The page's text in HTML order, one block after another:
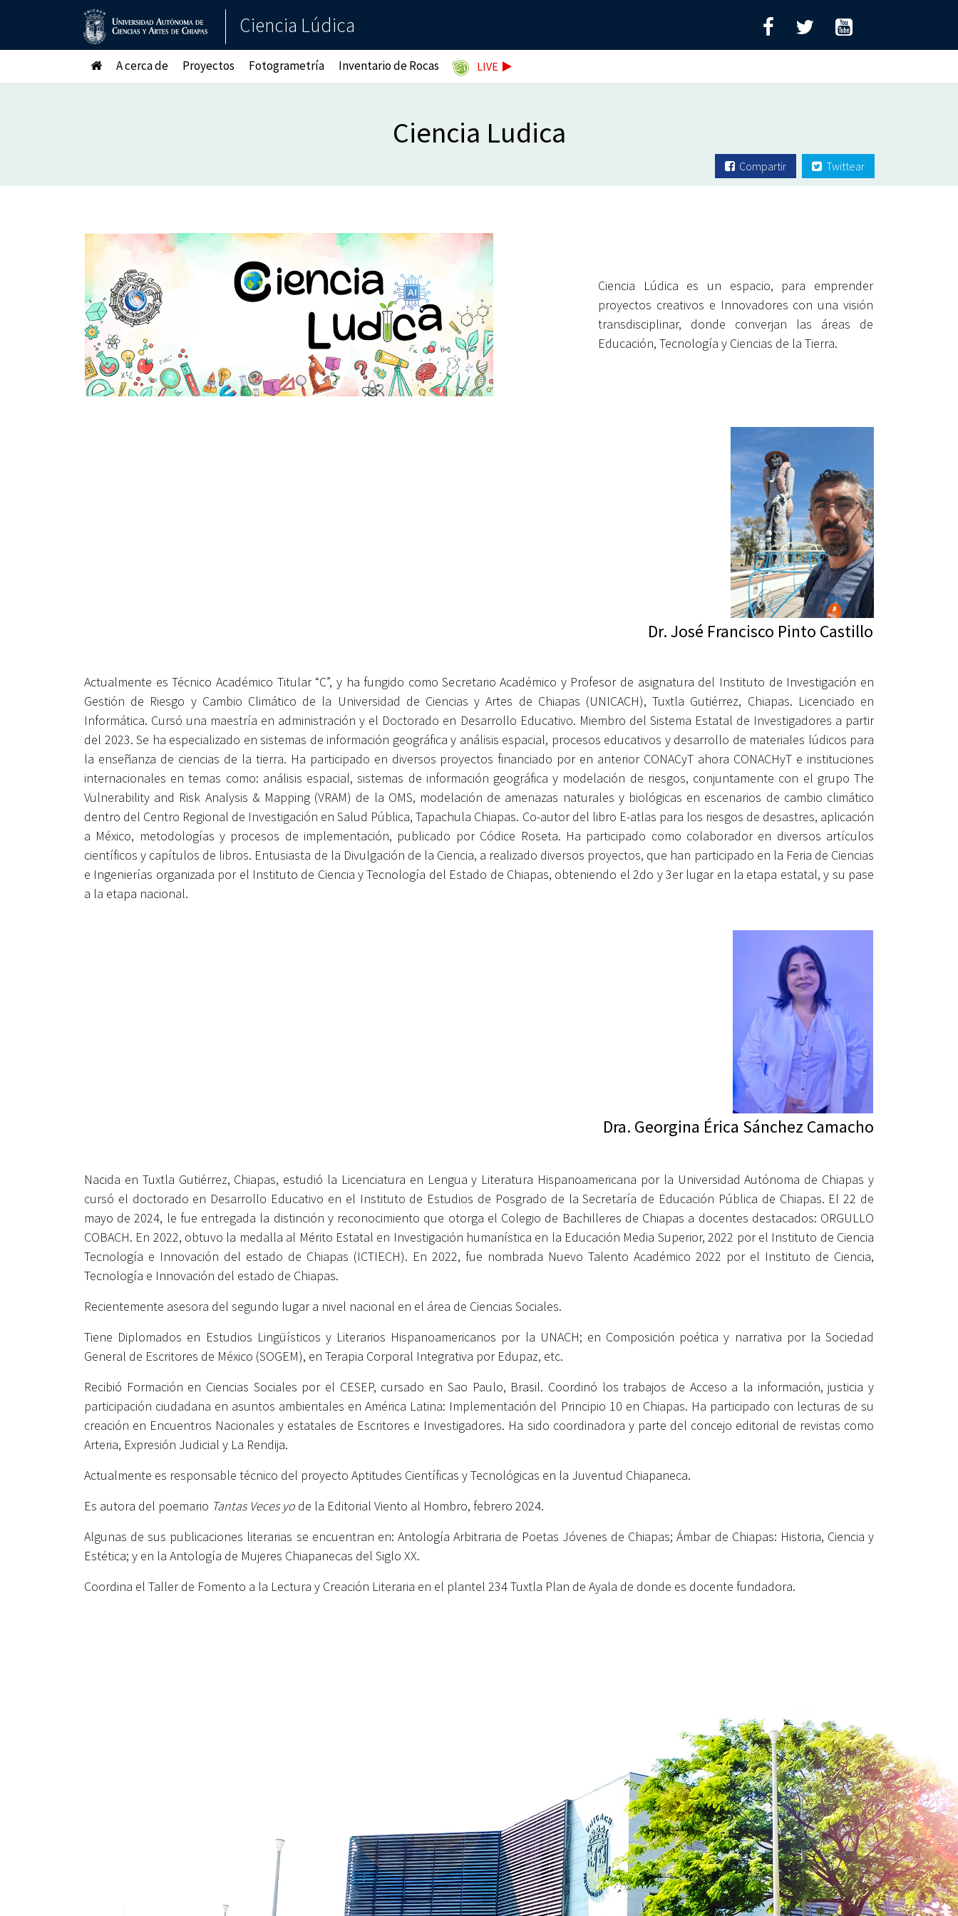
Ciencia Lúdica
A cerca de Proyectos Fotogrametría Inventario de Rocas LIVE
Ciencia Ludica
Compartir Twittear
Ciencia Lúdica es un espacio, para emprender
proyectos creativos e Innovadores con una visión
transdisciplinar, donde converjan las áreas de
Educación, Tecnología y Ciencias de la Tierra.
Dr. José Francisco Pinto Castillo
Actualmente es Técnico Académico Titular “C”, y ha fungido como Secretario Académico y Profesor de asignatura del Instituto de Investigación en
Gestión de Riesgo y Cambio Climático de la Universidad de Ciencias y Artes de Chiapas (UNICACH), Tuxtla Gutiérrez, Chiapas. Licenciado en
Informática. Cursó una maestría en administración y el Doctorado en Desarrollo Educativo. Miembro del Sistema Estatal de Investigadores a partir
del 2023. Se ha especializado en sistemas de información geográfica y análisis espacial, procesos educativos y desarrollo de materiales lúdicos para
la enseñanza de ciencias de la tierra. Ha participado en diversos proyectos financiado por en anterior CONACyT ahora CONACHyT e instituciones
internacionales en temas como: análisis espacial, sistemas de información geográfica y modelación de riesgos, conjuntamente con el grupo The
Vulnerability and Risk Analysis & Mapping (VRAM) de la OMS, modelación de amenazas naturales y biológicas en escenarios de cambio climático
dentro del Centro Regional de Investigación en Salud Pública, Tapachula Chiapas. Co-autor del libro E-atlas para los riesgos de desastres, aplicación
a México, metodologías y procesos de implementación, publicado por Códice Roseta. Ha participado como colaborador en diversos artículos
científicos y capítulos de libros. Entusiasta de la Divulgación de la Ciencia, a realizado diversos proyectos, que han participado en la Feria de Ciencias
e Ingenierías organizada por el Instituto de Ciencia y Tecnología del Estado de Chiapas, obteniendo el 2do y 3er lugar en la etapa estatal, y su pase
a la etapa nacional.
Dra. Georgina Érica Sánchez Camacho
Nacida en Tuxtla Gutiérrez, Chiapas, estudió la Licenciatura en Lengua y Literatura Hispanoamericana por la Universidad Autónoma de Chiapas y
cursó el doctorado en Desarrollo Educativo en el Instituto de Estudios de Posgrado de la Secretaría de Educación Pública de Chiapas. El 22 de
mayo de 2024, le fue entregada la distinción y reconocimiento que otorga el Colegio de Bachilleres de Chiapas a docentes destacados: ORGULLO
COBACH. En 2022, obtuvo la medalla al Mérito Estatal en Investigación humanística en la Educación Media Superior, 2022 por el Instituto de Ciencia
Tecnología e Innovación del estado de Chiapas (ICTIECH). En 2022, fue nombrada Nuevo Talento Académico 2022 por el Instituto de Ciencia,
Tecnología e Innovación del estado de Chiapas.
Recientemente asesora del segundo lugar a nivel nacional en el área de Ciencias Sociales.
Tiene Diplomados en Estudios Lingüísticos y Literarios Hispanoamericanos por la UNACH; en Composición poética y narrativa por la Sociedad
General de Escritores de México (SOGEM), en Terapia Corporal Integrativa por Edupaz, etc.
Recibió Formación en Ciencias Sociales por el CESEP, cursado en Sao Paulo, Brasil. Coordinó los trabajos de Acceso a la información, justicia y
participación ciudadana en asuntos ambientales en América Latina: Implementación del Principio 10 en Chiapas. Ha participado con lecturas de su
creación en Encuentros Nacionales y estatales de Escritores e Investigadores. Ha sido coordinadora y parte del concejo editorial de revistas como
Arteria, Expresión Judicial y La Rendija.
Actualmente es responsable técnico del proyecto Aptitudes Científicas y Tecnológicas en la Juventud Chiapaneca.
Es autora del poemario Tantas Veces yo de la Editorial Viento al Hombro, febrero 2024.
Algunas de sus publicaciones literarias se encuentran en: Antología Arbitraria de Poetas Jóvenes de Chiapas; Ámbar de Chiapas: Historia, Ciencia y
Estética; y en la Antología de Mujeres Chiapanecas del Siglo XX.
Coordina el Taller de Fomento a la Lectura y Creación Literaria en el plantel 234 Tuxtla Plan de Ayala de donde es docente fundadora.